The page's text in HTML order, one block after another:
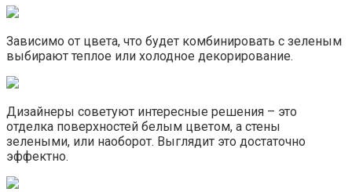
Зависимо от цвета, что будет комбинировать с зеленым
выбирают теплое или холодное декорирование.
Дизайнеры советуют интересные решения – это
отделка поверхностей белым цветом, а стены
зелеными, или наоборот. Выглядит это достаточно
эффектно.